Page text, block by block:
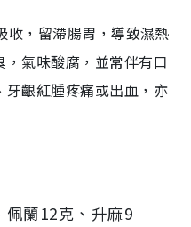
收，留滯腸胃，導致濕熱
氣味酸腐，並常伴有口
齦紅腫疼痛或出血，亦
蘭12克、升麻9